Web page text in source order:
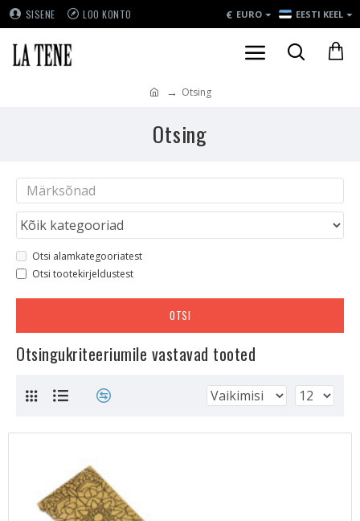
SISENE LOO KONTO € EURO EESTI KEEL
Otsing
Otsing
Otsi alamkategooriatest
Otsi tootekirjeldustest
OTSI
Otsingukriteeriumile vastavad tooted